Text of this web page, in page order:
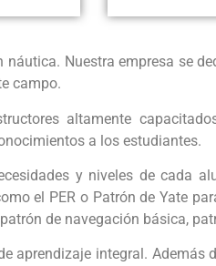
Nuestra empresa se
campo.
altamente
a los estudiantes.
y niveles de cada
el PER o Patrón de Yate
de navegación básica,
aprendizaje integral.